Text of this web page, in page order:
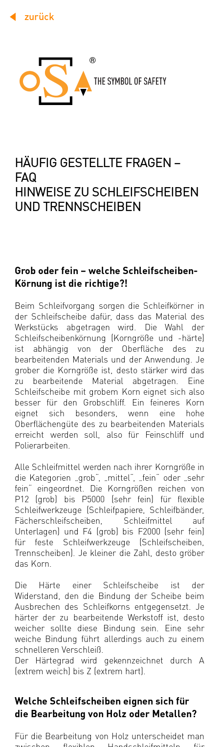
zurück
HÄUFIG GESTELLTE FRAGEN –
FAQ
HINWEISE ZU SCHLEIFSCHEIBEN
UND TRENNSCHEIBEN
Grob oder fein – welche Schleifscheiben-
Körnung ist die richtige?!
Beim Schleifvorgang sorgen die Schleifkörner in
der Schleifscheibe dafür, dass das Material des
Werkstücks abgetragen wird. Die Wahl der
Schleifscheibenkörnung (Korngröße und -härte)
ist abhängig von der Oberfläche des zu
bearbeitenden Materials und der Anwendung. Je
grober die Korngröße ist, desto stärker wird das
zu bearbeitende Material abgetragen. Eine
Schleifscheibe mit grobem Korn eignet sich also
besser für den Grobschliff. Ein feineres Korn
eignet sich besonders, wenn eine hohe
Oberflächengüte des zu bearbeitenden Materials
erreicht werden soll, also für Feinschliff und
Polierarbeiten.
Alle Schleifmittel werden nach ihrer Korngröße in
die Kategorien „grob“, „mittel“, „fein“ oder „sehr
fein“ eingeordnet. Die Korngrößen reichen von
P12 (grob) bis P5000 (sehr fein) für flexible
Schleifwerkzeuge (Schleifpapiere, Schleifbänder,
Fächerschleifscheiben, Schleifmittel auf
Unterlagen) und F4 (grob) bis F2000 (sehr fein)
für feste Schleifwerkzeuge (Schleifscheiben,
Trennscheiben). Je kleiner die Zahl, desto gröber
das Korn.
Die Härte einer Schleifscheibe ist der
Widerstand, den die Bindung der Scheibe beim
Ausbrechen des Schleifkorns entgegensetzt. Je
härter der zu bearbeitende Werkstoff ist, desto
weicher sollte diese Bindung sein. Eine sehr
weiche Bindung führt allerdings auch zu einem
schnelleren Verschleiß.
Der Härtegrad wird gekennzeichnet durch A
(extrem weich) bis Z (extrem hart).
Welche Schleifscheiben eignen sich für
die Bearbeitung von Holz oder Metallen?
Für die Bearbeitung von Holz unterscheidet man